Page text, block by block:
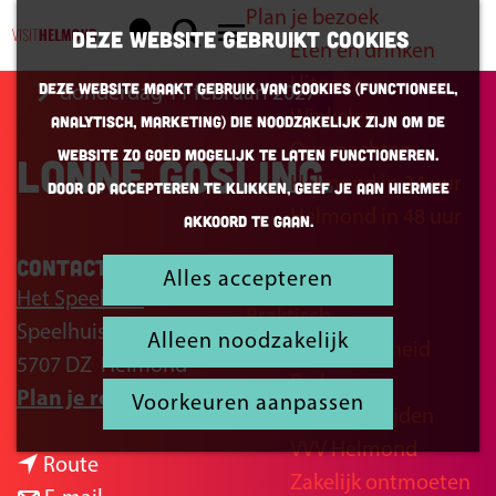
Deze website gebruikt cookies
Deze website maakt gebruik van cookies (Functioneel,
Analytisch, Marketing) die noodzakelijk zijn om de
website zo goed mogelijk te laten functioneren.
Door op accepteren te klikken, geef je aan hiermee
akkoord te gaan.
Alles accepteren
Alleen noodzakelijk
Voorkeuren aanpassen
K
a
a
r
t
Z
o
e
k
e
n
M
e
n
u
Plan je bezoek
Eten en drinken
Uitgaan
Winkelen
Overnachten
Helmond in 24 uur
Helmond in 48 uur
Inspiratie
Praktisch
Bereikbaarheid
Parkeren
Openingstijden
VVV Helmond
Zakelijk ontmoeten
donderdag 11 februari 2027
Lonne Gosling
Contact
Het Speelhuis
Speelhuisplein 2
5707 DZ Helmond
Plan je routen
a
Routen